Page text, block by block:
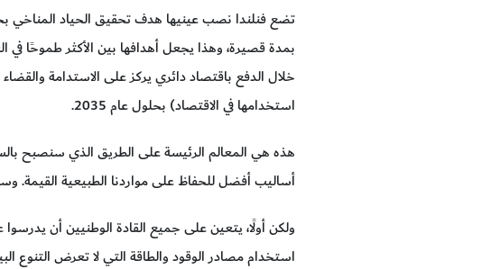
بمدة قصيرة، وهذا يجعل أهدافها بين الأكثر طموحًا
خلال الدفع باقتصاد دائري يركز على الاستدامة
استخدامها في الاقتصاد) بحلول عام 2035.
هذه هي المعالم الرئيسة على الطريق الذي سنصبح
أساليب أفضل للحفاظ على مواردنا الطبيعية القيمة.
ولكن أولًا، يتعين على جميع القادة الوطنيين أن
استخدام مصادر الوقود والطاقة التي لا تعرض التنوع